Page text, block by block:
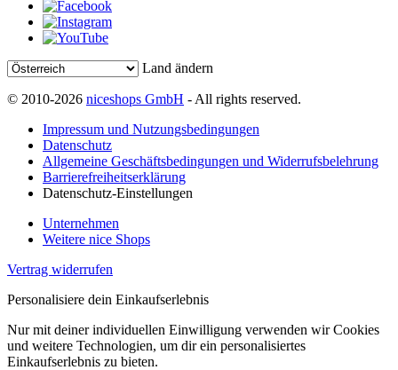
Land ändern
© 2010-2026 niceshops GmbH - All rights reserved.
Impressum und Nutzungsbedingungen
Datenschutz
Allgemeine Geschäftsbedingungen und Widerrufsbelehrung
Barrierefreiheitserklärung
Datenschutz-Einstellungen
Unternehmen
Weitere nice Shops
Vertrag widerrufen
Personalisiere dein Einkaufserlebnis
Nur mit deiner individuellen Einwilligung verwenden wir Cookies
und weitere Technologien, um dir ein personalisiertes
Einkaufserlebnis zu bieten.